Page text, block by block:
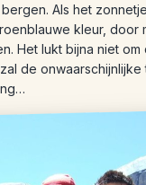
Als het
kleur, door
Het lukt bijna niet
de onwaarschijnlijke